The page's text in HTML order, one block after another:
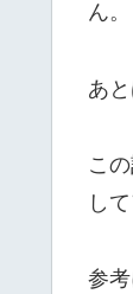
ん。
あ
こ
し
参